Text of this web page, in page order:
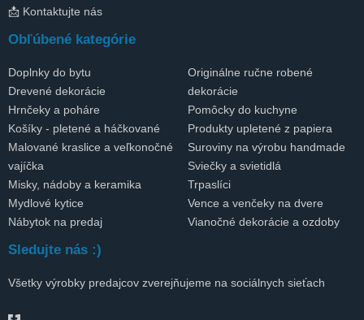
📩 Kontaktujte nás
Obľúbené kategórie
Doplnky do bytu
Drevené dekorácie
Hrnčeky a poháre
Košíky - pletené a háčkované
Malované kraslice a veľkonočné
vajíčka
Misky, nádoby a keramika
Mydlové kytice
Nábytok na predaj
Originálne ručne robené
dekorácie
Pomôcky do kuchyne
Produkty upletené z papiera
Suroviny na výrobu handmade
Sviečky a svietidlá
Trpaslíci
Vence a venčeky na dvere
Vianočné dekorácie a ozdoby
Sledujte nás :)
Všetky výrobky predajcov zverejňujeme na sociálnych sieťach